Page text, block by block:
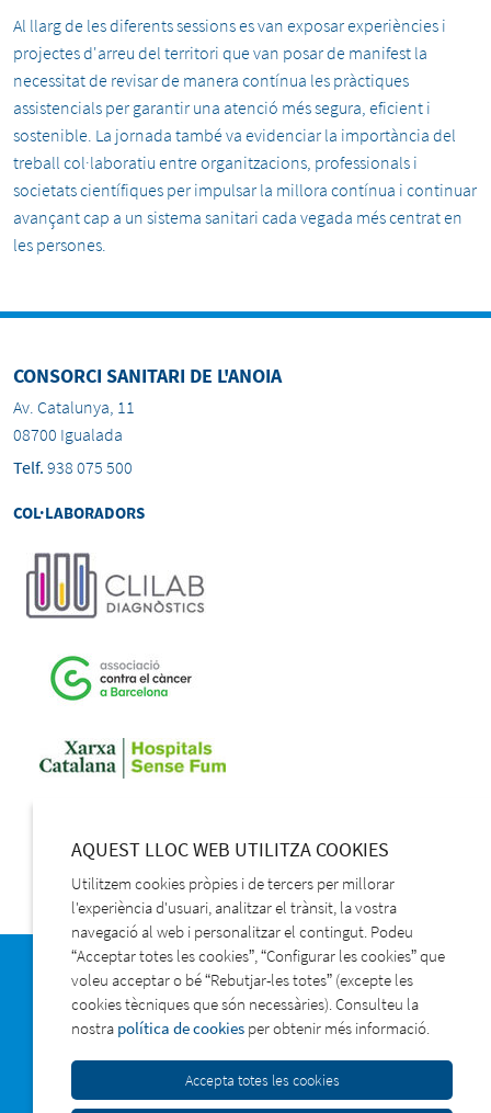
Al llarg de les diferents sessions es van exposar experiències i
projectes d'arreu del territori que van posar de manifest la
necessitat de revisar de manera contínua les pràctiques
assistencials per garantir una atenció més segura, eficient i
sostenible. La jornada també va evidenciar la importància del
treball col·laboratiu entre organitzacions, professionals i
societats científiques per impulsar la millora contínua i continuar
avançant cap a un sistema sanitari cada vegada més centrat en
les persones.
CONSORCI SANITARI DE L'ANOIA
Av. Catalunya, 11
08700 Igualada
Telf. 938 075 500
COL·LABORADORS
Política de privacitat
Protecció de dades
Politica de cookies
Contacta amb nosaltres
AQUEST LLOC WEB UTILITZA COOKIES
Utilitzem cookies pròpies i de tercers per millorar
l'experiència d'usuari, analitzar el trànsit, la vostra
navegació al web i personalitzar el contingut. Podeu
“Acceptar totes les cookies”, “Configurar les cookies” que
voleu acceptar o bé “Rebutjar-les totes” (excepte les
cookies tècniques que són necessàries). Consulteu la
nostra política de cookies per obtenir més informació.
Accepta totes les cookies